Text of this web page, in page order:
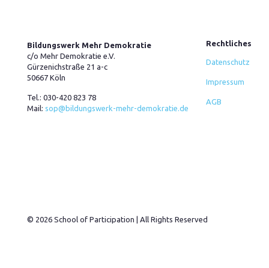
Bildungswerk Mehr Demokratie
c/o Mehr Demokratie e.V.
Gürzenichstraße 21 a-c
50667 Köln
Tel.: 030-420 823 78
Mail: sop@bildungswerk-mehr-demokratie.de
Rechtliches
Datenschutz
Impressum
AGB
© 2026 School of Participation | All Rights Reserved